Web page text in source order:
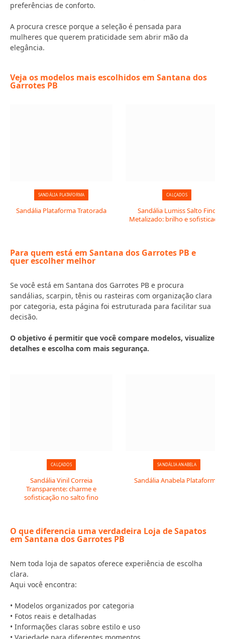
preferências de conforto.
A procura cresce porque a seleção é pensada para
mulheres que querem praticidade sem abrir mão da
elegância.
Veja os modelos mais escolhidos em Santana dos
Garrotes PB
SANDÁLIA PLATAFORMA
Sandália Plataforma Tratorada
CALÇADOS
Sandália Lumiss Salto Fino
Metalizado: brilho e sofisticação
Para quem está em Santana dos Garrotes PB e
quer escolher melhor
Se você está em Santana dos Garrotes PB e procura
sandálias, scarpin, tênis ou rasteiras com organização clara
por categoria, esta página foi estruturada para facilitar sua
decisão.
O objetivo é permitir que você compare modelos, visualize
detalhes e escolha com mais segurança.
CALÇADOS
Sandália Vinil Correia
Transparente: charme e
sofisticação no salto fino
SANDÁLIA ANABELA
Sandália Anabela Plataforma
O que diferencia uma verdadeira Loja de Sapatos
em Santana dos Garrotes PB
Nem toda loja de sapatos oferece experiência de escolha
clara.
Aqui você encontra:
• Modelos organizados por categoria
• Fotos reais e detalhadas
• Informações claras sobre estilo e uso